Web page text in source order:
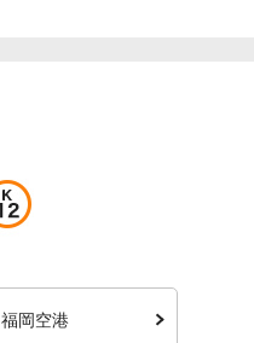
福岡空港